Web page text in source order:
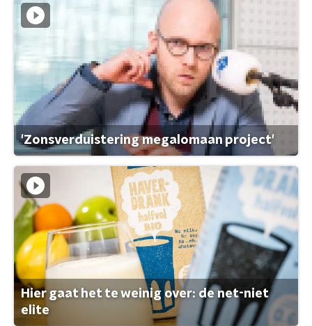
'Zonsverduistering megalomaan project'
Hier gaat het te weinig over: de net-niet
elite